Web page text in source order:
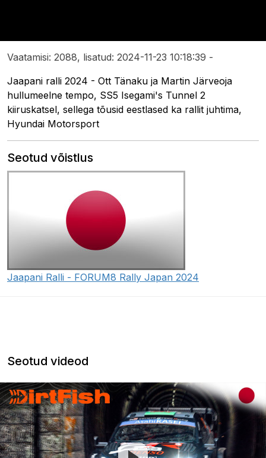
Vaatamisi: 2088, lisatud: 2024-11-23 10:18:39 -
Jaapani ralli 2024 - Ott Tänaku ja Martin Järveoja
hullumeelne tempo, SS5 Isegami's Tunnel 2
kiiruskatsel, sellega tõusid eestlased ka rallit juhtima,
Hyundai Motorsport
Seotud võistlus
Jaapani Ralli - FORUM8 Rally Japan 2024
Seotud videod